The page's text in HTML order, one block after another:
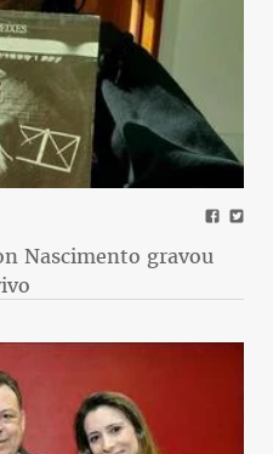
Nascimento gravou